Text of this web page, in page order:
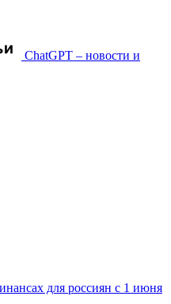
ChatGPT – новости и
для россиян с 1 июня